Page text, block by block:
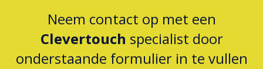
Neem contact op met een
Clevertouch specialist door
onderstaande formulier in te vullen